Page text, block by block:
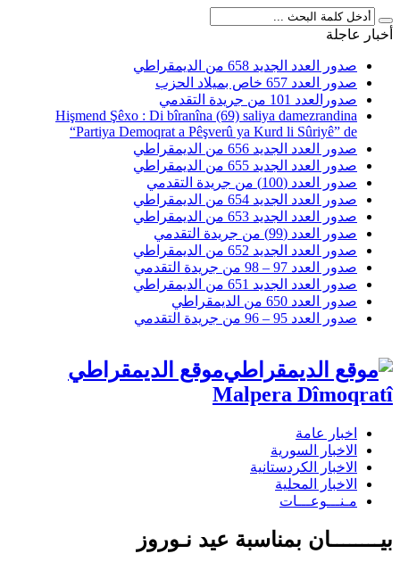
أخبار عاجلة
صدور العدد الجديد 658 من الديمقراطي
صدور العدد 657 خاص بميلاد الحزب
صدورالعدد 101 من جريدة التقدمي
Hişmend Şêxo : Di bîranîna (69) saliya damezrandina
“Partiya Demoqrat a Pêşverû ya Kurd li Sûriyê” de
صدور العدد الجديد 656 من الديمقراطي
صدور العدد الجديد 655 من الديمقراطي
صدور العدد (100) من جريدة التقدمي
صدور العدد الجديد 654 من الديمقراطي
صدور العدد الجديد 653 من الديمقراطي
صدور العدد (99) من جريدة التقدمي
صدور العدد الجديد 652 من الديمقراطي
صدور العدد 97 – 98 من جريدة التقدمي
صدور العدد الجديد 651 من الديمقراطي
صدور العدد 650 من الديمقراطي
صدور العدد 95 – 96 من جريدة التقدمي
موقع الديمقراطي
Malpera Dîmoqratî
اخبار عامة
الاخبار السورية
الاخبار الكردستانية
الاخبار المحلية
مـنـــوعـــات
بيــــــــان بمناسبة عيد نـوروز